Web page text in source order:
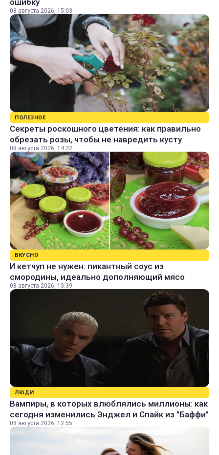
ошибку
08 августа 2026, 15:03
ПОЛЕЗНОЕ
Секреты роскошного цветения: как правильно
обрезать розы, чтобы не навредить кусту
08 августа 2026, 14:22
ВКУСНО
И кетчуп не нужен: пикантный соус из
смородины, идеально дополняющий мясо
08 августа 2026, 13:39
ЛЮДИ
Вампиры, в которых влюблялись миллионы: как
сегодня изменились Энджел и Спайк из "Баффи"
08 августа 2026, 12:55